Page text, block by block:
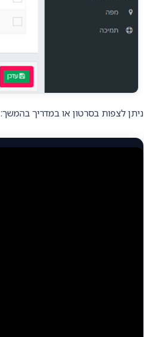
ניתן לצפות בסרטון או במדריך בהמשך: